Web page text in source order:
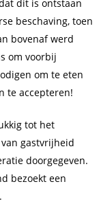
dit is ontstaan
beschaving, toen
bovenaf werd
om voorbij
om te eten
te accepteren!
tot het
gastvrijheid
doorgegeven.
bezoekt een